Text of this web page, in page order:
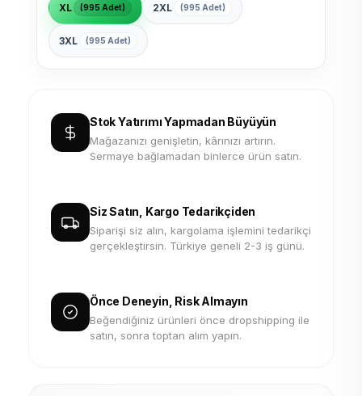
XL (995 Adet) 2XL (995 Adet)
3XL (995 Adet)
Stok Yatırımı Yapmadan Büyüyün
Mağazanızı genişletin, kârınızı artırın.
Sermaye bağlamadan binlerce ürün satın.
Siz Satın, Kargo Tedarikçiden
Siparişi siz alın, kargolama işlemini tedarikçi
gerçekleştirsin. Türkiye geneli 2-3 iş günü.
Önce Deneyin, Risk Almayın
Beğendiğiniz ürünleri önce dropshipping ile
satın, sonra toptan alım yapın.